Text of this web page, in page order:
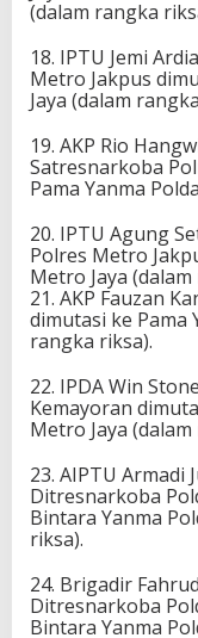
(dalam rangka
18. IPTU Jemi
Metro Jakpus
Jaya (dalam
19. AKP Rio
Satresnarkoba
Pama Yanma
20. IPTU Agung
Polres Metro
Metro Jaya
21. AKP Fauzan
dimutasi ke Pama
rangka riksa).
22. IPDA Win
Kemayoran
Metro Jaya
23. AIPTU Armadi
Ditresnarkoba
Bintara Yanma
riksa).
24. Brigadir
Ditresnarkoba
Bintara Yanma